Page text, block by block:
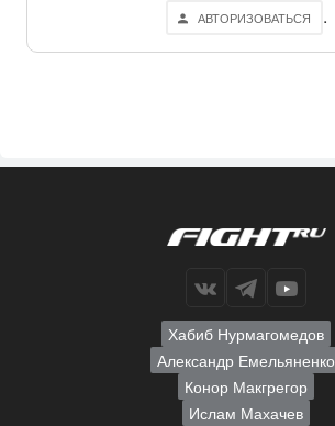
АВТОРИЗОВАТЬСЯ .
Хабиб Нурмагомедов
Александр Емельяненко
Конор Макгрегор
Ислам Махачев